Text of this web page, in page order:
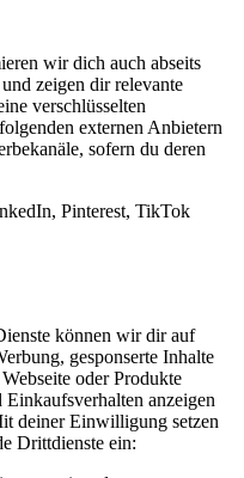
wir dich auch abseits
zeigen dir relevante
verschlüsselten
externen Anbietern
sofern du deren
Pinterest, TikTok
können wir dir auf
gesponserte Inhalte
oder Produkte
anzeigen
deiner Einwilligung setzen
Drittdienste ein: